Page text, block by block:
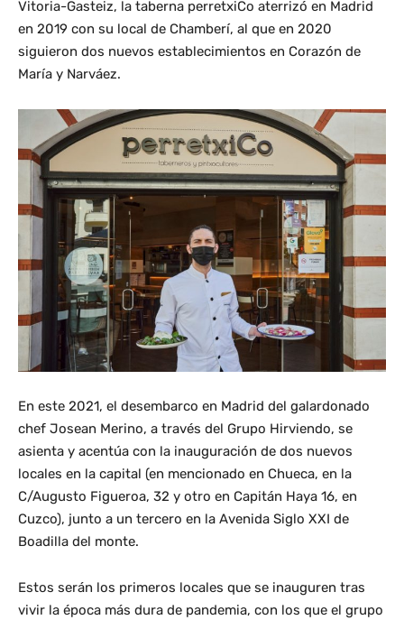
Vitoria-Gasteiz, la taberna perretxiCo aterrizó en Madrid
en 2019 con su local de Chamberí, al que en 2020
siguieron dos nuevos establecimientos en Corazón de
María y Narváez.
En este 2021, el desembarco en Madrid del galardonado
chef Josean Merino, a través del Grupo Hirviendo, se
asienta y acentúa con la inauguración de dos nuevos
locales en la capital (en mencionado en Chueca, en la
C/Augusto Figueroa, 32 y otro en Capitán Haya 16, en
Cuzco), junto a un tercero en la Avenida Siglo XXI de
Boadilla del monte.
Estos serán los primeros locales que se inauguren tras
vivir la época más dura de pandemia, con los que el grupo